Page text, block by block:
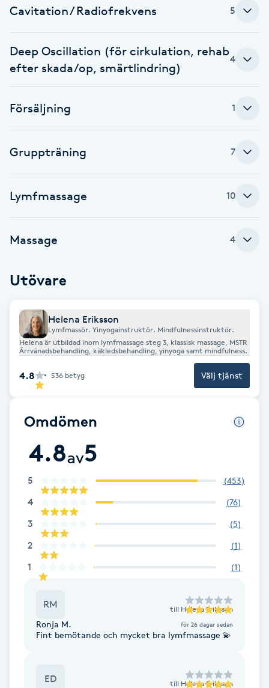
Celluliter
Coachning
Color correction
Cryoterapi
D
Damklippning
Dermapen
E
Enzympeeling
Extensions
Extensions borttagning
Eyeliner-tatuering
Face framing
Faceliftmassage
Fet hårbotten
Fettreducering
Fibromassage
Cavitation / Radiofrekvens 5
Deep Oscillation (för cirkulation, rehab
efter skada/op, smärtlindring)
4
Försäljning 1
Gruppträning 7
Lymfmassage 10
Massage 4
Utövare
Helena Eriksson
Lymfmassör. Yinyogainstruktör. Mindfulnessinstruktör.
Helena är utbildad inom lymfmassage steg 3, klassisk massage, MSTR
Ärrvänadsbehandling, käkledsbehandling, yinyoga samt mindfulness.
4.8 536 betyg Välj tjänst
Omdömen
4.8av5
5 (453)
4 (76)
3 (5)
2 (1)
1 (1)
RM till Helena Eriksson
Ronja M. för 26 dagar sedan
Fint bemötande och mycket bra lymfmassage 💫
ED till Helena Eriksson